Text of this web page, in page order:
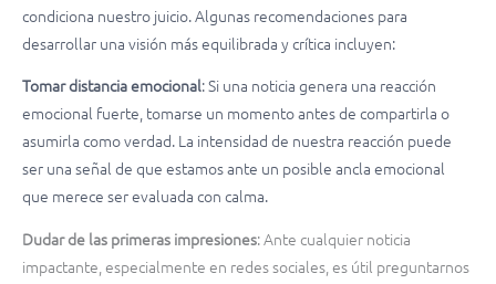
condiciona nuestro juicio. Algunas recomendaciones para
desarrollar una visión más equilibrada y crítica incluyen:
Tomar distancia emocional: Si una noticia genera una reacción
emocional fuerte, tomarse un momento antes de compartirla o
asumirla como verdad. La intensidad de nuestra reacción puede
ser una señal de que estamos ante un posible ancla emocional
que merece ser evaluada con calma.
Dudar de las primeras impresiones: Ante cualquier noticia
impactante, especialmente en redes sociales, es útil preguntarnos